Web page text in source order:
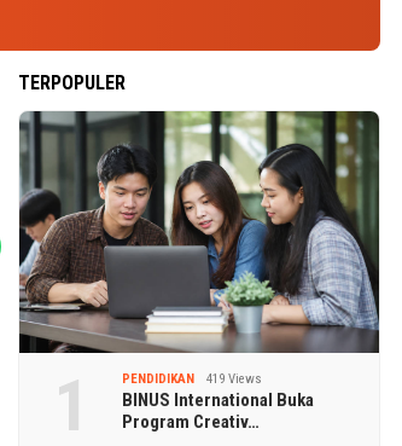
TERPOPULER
1 PENDIDIKAN 419 Views
BINUS International Buka
Program Creativ…